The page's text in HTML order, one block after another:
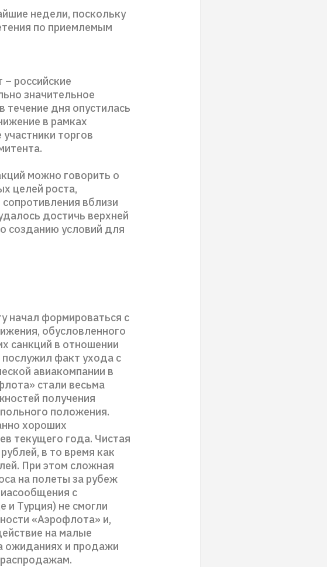
недели, поскольку
по приемлемым
российские
значительное
течение дня опустилась
в рамках
торгов
можно говорить о
целей роста,
вблизи
достичь верхней
созданию условий для
начал формироваться с
обусловленного
санкций в отношении
факт ухода с
авиакомпании в
стали весьма
получения
положения.
хороших
текущего года. Чистая
в то время как
При этом сложная
на полеты за рубеж
с
и Турция) не смогли
«Аэрофлота» и,
на малые
ожиданиях и продажи